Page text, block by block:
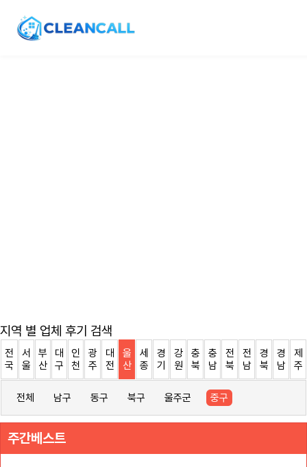
지역 별 업체 후기 검색
전
국
서
울
부
산
대
구
인
천
광
주
대
전
울
산
세
종
경
기
강
원
충
북
충
남
전
북
전
남
경
북
경
남
제
주
전체 남구 동구 북구 울주군 중구
주간베스트